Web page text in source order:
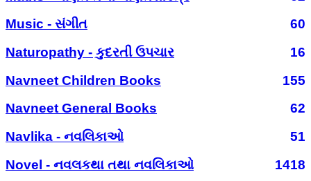
Music - સંગીત
60
Naturopathy - કુદરતી ઉપચાર
16
Navneet Children Books
155
Navneet General Books
62
Navlika - નવલિકાઓ
51
Novel - નવલકથા તથા નવલિકાઓ
1418